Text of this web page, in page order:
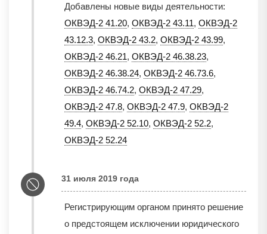
Добавлены новые виды деятельности:
ОКВЭД-2 41.20, ОКВЭД-2 43.11, ОКВЭД-2
43.12.3, ОКВЭД-2 43.2, ОКВЭД-2 43.99,
ОКВЭД-2 46.21, ОКВЭД-2 46.38.23,
ОКВЭД-2 46.38.24, ОКВЭД-2 46.73.6,
ОКВЭД-2 46.74.2, ОКВЭД-2 47.29,
ОКВЭД-2 47.8, ОКВЭД-2 47.9, ОКВЭД-2
49.4, ОКВЭД-2 52.10, ОКВЭД-2 52.2,
ОКВЭД-2 52.24
31 июля 2019 года
Регистрирующим органом принято решение
о предстоящем исключении юридического